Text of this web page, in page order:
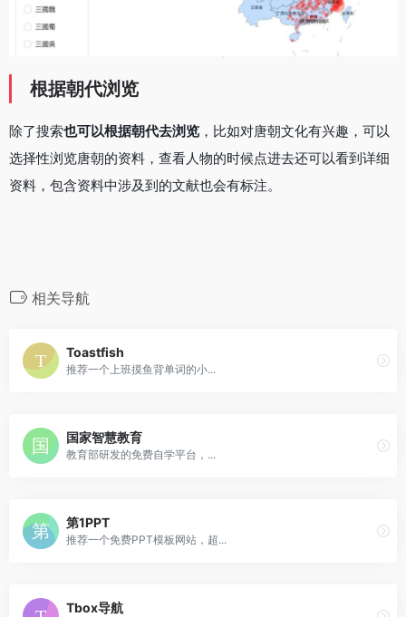
根据朝代浏览
除了搜索也可以根据朝代去浏览 ，比如对唐朝文化有兴趣，可以
选择性浏览唐朝的资料，查看人物的时候点进去还可以看到详细
资料，包含资料中涉及到的文献也会有标注。
相关导航
Toastfish
推荐一个上班摸鱼背单词的小...
国家智慧教育
教育部研发的免费自学平台，...
第1PPT
推荐一个免费PPT模板网站，超...
Tbox导航